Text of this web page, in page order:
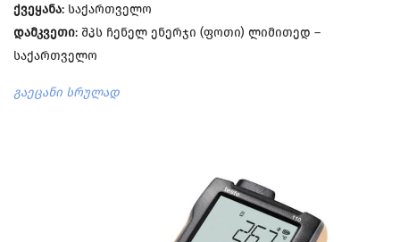
ქვეყანა: საქართველო
დამკვეთი: შპს ჩენელ ენერჯი (ფოთი) ლიმითედ –
საქართველო
გაეცანი სრულად